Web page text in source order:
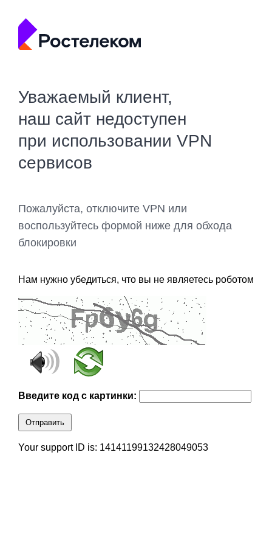
Уважаемый клиент,
наш сайт недоступен
при использовании VPN
сервисов
Пожалуйста, отключите VPN или
воспользуйтесь формой ниже для обхода
блокировки
Нам нужно убедиться, что вы не являетесь роботом
Введите код с картинки:
Отправить
Your support ID is: 14141199132428049053